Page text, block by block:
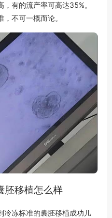
有的流产率可高达35%。
不可一概而论。
胚移植怎么样
冷冻标准的囊胚移植成功几